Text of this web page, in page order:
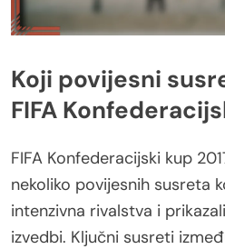
Koji povijesni
FIFA
FIFA Konfederacijski kup
nekoliko povijesnih susreta
intenzivna rivalstva i
izvedbi. Ključni susreti